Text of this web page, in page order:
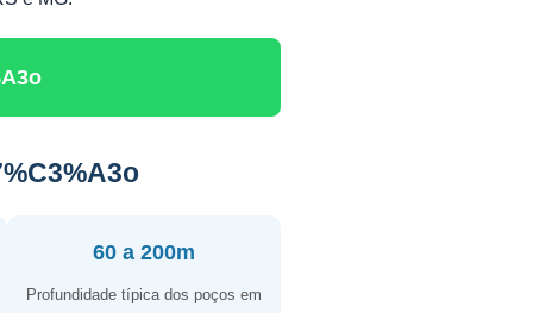
60 a 200m
Profundidade típica dos poços em